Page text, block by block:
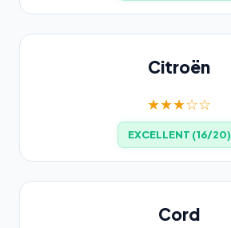
Citroën
★★★☆☆
EXCELLENT (16/20)
Cord